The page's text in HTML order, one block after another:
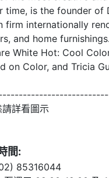
time, is the founder of
firm internationally
and home
White Hot: Cool
on Color, and Tricia
詳看圖示
間:
85316044